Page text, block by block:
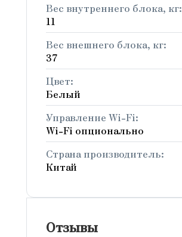
Вес внутреннего блока, кг:
11
Вес внешнего блока, кг:
37
Цвет:
Белый
Управление Wi-Fi:
Wi-Fi опционально
Страна производитель:
Китай
Отзывы